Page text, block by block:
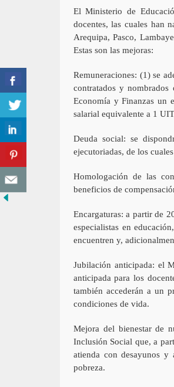
El Ministerio de
docentes, las cuales han
Arequipa, Pasco,
Estas son las mejoras:
Remuneraciones: (1) se
contratados y
Economía y Finanzas un
salarial equivalente a 1
Deuda social: se
ejecutoriadas, de los
Homologación de las
beneficios de
Encargaturas: a partir de
especialistas en
encuentren y,
Jubilación anticipada: el
anticipada para los
también accederán a un
condiciones de vida.
Mejora del bienestar de
Inclusión Social que, a
atienda con desayunos
pobreza.